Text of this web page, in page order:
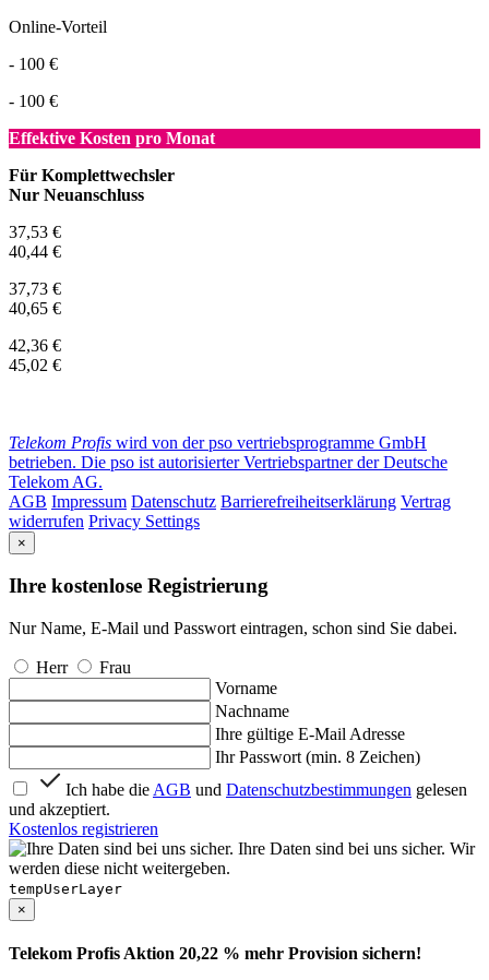
Online-Vorteil
- 100 €
- 100 €
Effektive Kosten pro Monat
Für Komplettwechsler
Nur Neuanschluss
37,53 €
40,44 €
37,73 €
40,65 €
42,36 €
45,02 €
Telekom Profis wird von der pso vertriebsprogramme GmbH
betrieben. Die pso ist autorisierter Vertriebspartner der Deutsche
Telekom AG.
AGB Impressum Datenschutz Barrierefreiheitserklärung Vertrag
widerrufen Privacy Settings
×
Ihre kostenlose Registrierung
Nur Name, E-Mail und Passwort eintragen, schon sind Sie dabei.
Herr
Frau
Vorname
Nachname
Ihre gültige E-Mail Adresse
Ihr Passwort (min. 8 Zeichen)
Ich habe die AGB und Datenschutzbestimmungen gelesen
und akzeptiert.
Kostenlos registrieren
Ihre Daten sind bei uns sicher. Wir
werden diese nicht weitergeben.
tempUserLayer
×
Telekom Profis Aktion 20,22 % mehr Provision sichern!